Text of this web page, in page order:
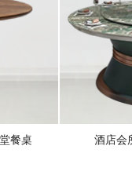
餐桌 酒店会